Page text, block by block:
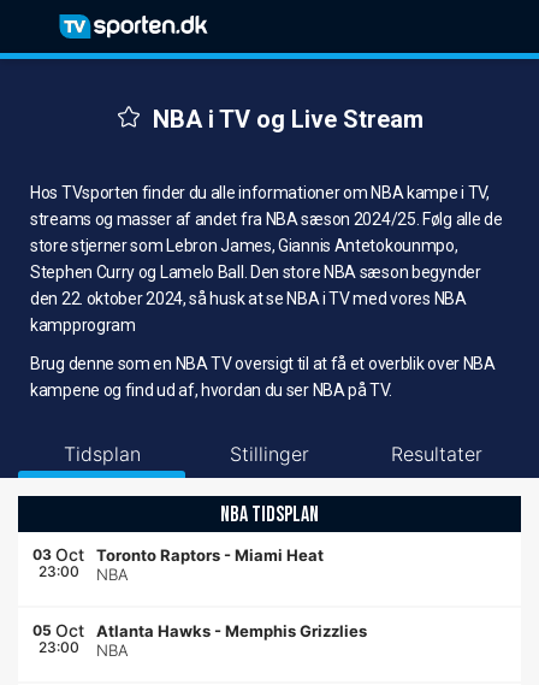
NBA i TV og Live Stream
Hos TVsporten finder du alle informationer om NBA kampe i TV,
streams og masser af andet fra NBA sæson 2024/25. Følg alle de
store stjerner som Lebron James, Giannis Antetokounmpo,
Stephen Curry og Lamelo Ball. Den store NBA sæson begynder
den 22. oktober 2024, så husk at se NBA i TV med vores NBA
kampprogram
Brug denne som en NBA TV oversigt til at få et overblik over NBA
kampene og find ud af, hvordan du ser NBA på TV.
Tidsplan Stillinger Resultater
NBA TIDSPLAN
03 Oct
23:00
Toronto Raptors -Miami Heat
NBA
05 Oct
23:00
Atlanta Hawks -Memphis Grizzlies
NBA